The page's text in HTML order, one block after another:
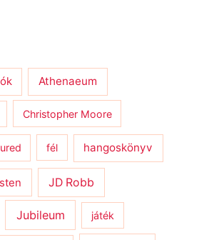
Athenaeum
Christopher Moore
fél hangoskönyv
JD Robb
Jubileum játék